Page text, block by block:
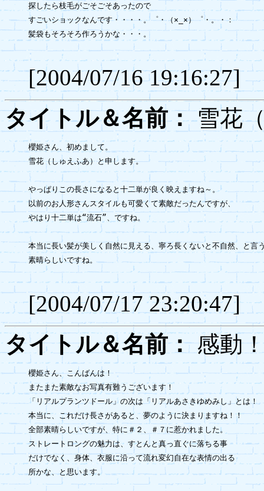
探したら枝毛がごそごそあったので
すごいショックなんです・・・・。゜・（×_×）゜・。・：
髪袋もそろそろ作ろうかな・・・。
[2004/07/16 19:16:27]
タイトル＆名前：雪花
櫻姫さん、初めまして。
雪花（しゅえふあ）と申します。
やっぱりこの長さになると十二単が良く映えますね～。
以前のお人形さんスタイルも可愛くて素敵だったんですが、
やはり十二単は“流石”、ですね。
本当に長い髪が美しく自然に見える、寧ろ長くないと不自然、と言
素晴らしいですね。
[2004/07/17 23:20:47]
タイトル＆名前：感
櫻姫さん、こんばんは！
またまた素敵なお写真有難うございます！
「リアルプランツドール」の次は「リアルあさきゆめみし」とは！
本当に、これだけ長さがあると、夢のように決まりますね！！
全部素晴らしいですが、特に＃２、＃７に惹かれました。
ストレートロングの魅力は、すとんと真っ直ぐに落ちる事
だけでなく、身体、衣服に沿って流れ変幻自在な表情の出る
所かな、と思います。